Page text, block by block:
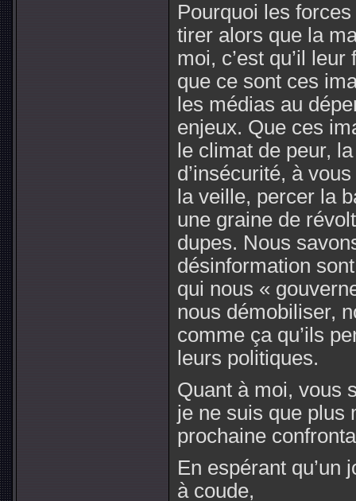
Pourquoi les
tirer alors que la
moi, c’est qu’il
que ce sont ces
les médias au
enjeux. Que ces
le climat de peur,
d’insécurité, à
la veille, percer la
une graine de
dupes. Nous
désinformation
qui nous «
nous démobiliser,
comme ça qu’ils
leurs politiques.
Quant à moi, vous
je ne suis que plus
prochaine
En espérant qu’un
à coude,